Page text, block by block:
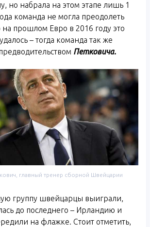
но набрала на этом этапе лишь 1
команда не могла преодолеть
на прошлом Евро в 2016 году это
– тогда команда так же
Петковича.
главный тренер сборной Швейцарии
группу швейцарцы выиграли,
до последнего – Ирландию и
на флажке. Стоит отметить,